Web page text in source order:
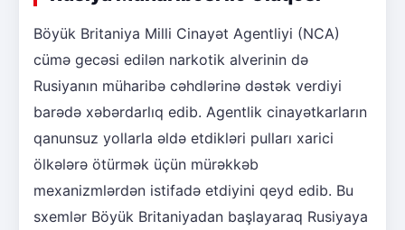
Böyük Britaniya Milli Cinayət Agentliyi (NCA)
cümə gecəsi edilən narkotik alverinin də
Rusiyanın müharibə cəhdlərinə dəstək verdiyi
barədə xəbərdarlıq edib. Agentlik cinayətkarların
qanunsuz yollarla əldə etdikləri pulları xarici
ölkələrə ötürmək üçün mürəkkəb
mexanizmlərdən istifadə etdiyini qeyd edib. Bu
sxemlər Böyük Britaniyadan başlayaraq Rusiyaya